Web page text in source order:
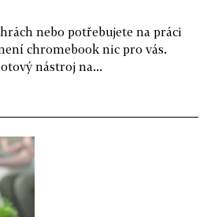
nebo potřebujete na práci
chromebook nic pro vás.
nástroj na...